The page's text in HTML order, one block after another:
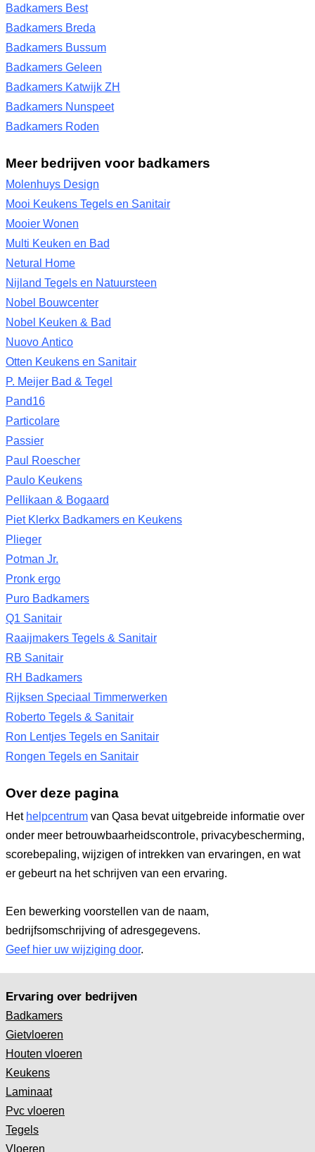
Badkamers Best
Badkamers Breda
Badkamers Bussum
Badkamers Geleen
Badkamers Katwijk ZH
Badkamers Nunspeet
Badkamers Roden
Meer bedrijven voor badkamers
Molenhuys Design
Mooi Keukens Tegels en Sanitair
Mooier Wonen
Multi Keuken en Bad
Netural Home
Nijland Tegels en Natuursteen
Nobel Bouwcenter
Nobel Keuken & Bad
Nuovo Antico
Otten Keukens en Sanitair
P. Meijer Bad & Tegel
Pand16
Particolare
Passier
Paul Roescher
Paulo Keukens
Pellikaan & Bogaard
Piet Klerkx Badkamers en Keukens
Plieger
Potman Jr.
Pronk ergo
Puro Badkamers
Q1 Sanitair
Raaijmakers Tegels & Sanitair
RB Sanitair
RH Badkamers
Rijksen Speciaal Timmerwerken
Roberto Tegels & Sanitair
Ron Lentjes Tegels en Sanitair
Rongen Tegels en Sanitair
Over deze pagina
Het helpcentrum van Qasa bevat uitgebreide informatie over
onder meer betrouwbaarheidscontrole, privacybescherming,
scorebepaling, wijzigen of intrekken van ervaringen, en wat
er gebeurt na het schrijven van een ervaring.
Een bewerking voorstellen van de naam,
bedrijfsomschrijving of adresgegevens.
Geef hier uw wijziging door.
Ervaring over bedrijven
Badkamers
Gietvloeren
Houten vloeren
Keukens
Laminaat
Pvc vloeren
Tegels
Vloeren